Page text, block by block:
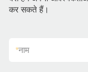
कर सकते हैं।
*नाम